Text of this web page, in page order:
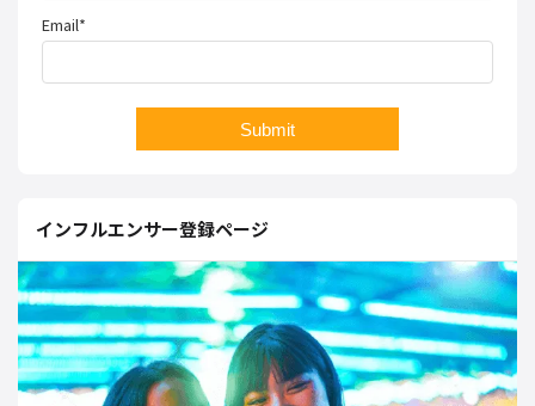
Email*
インフルエンサー登録ページ